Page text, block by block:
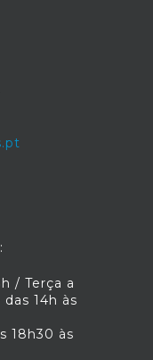
/ Terça a
14h às
18h30 às